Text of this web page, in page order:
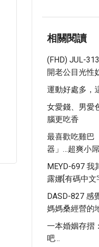
相關閱讀
(FHD) JUL-
開老公目光性
運動好處多，
女愛錢、男愛
腦更吃香
最喜歡吃雞巴
器」…超爽小
MEYD-697 我
露娜[有碼中文
DASD-827 感
媽媽桑經營的
一本婚姻存摺
吧…